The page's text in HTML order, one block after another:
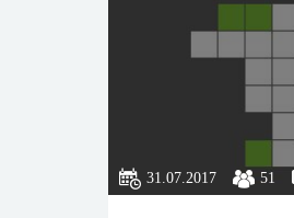
31.07.2017 51